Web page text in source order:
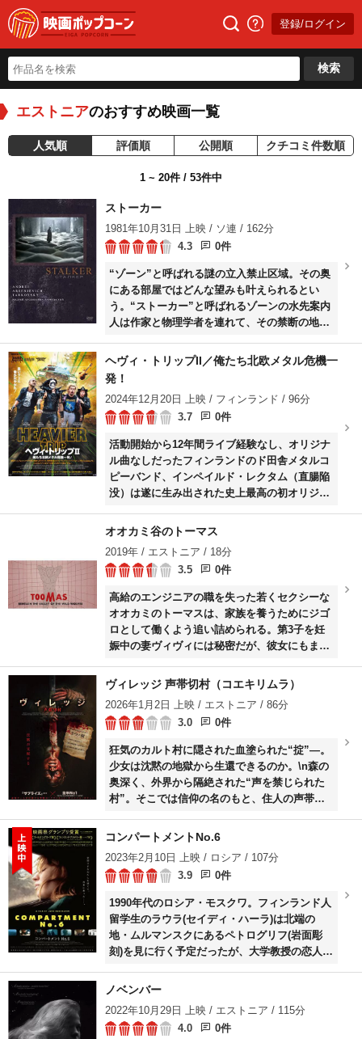
登録/ログイン
検索
エストニアのおすすめ映画一覧
人気順 評価順 公開順 クチコミ件数順
1 ~ 20件 / 53件中
ストーカー
1981年10月31日 上映 / ソ連 / 162分
4.3
0件
“ゾーン”と呼ばれる謎の立入禁止区域。その奥
にある部屋ではどんな望みも叶えられるとい
う。“ストーカー”と呼ばれるゾーンの水先案内
人は作家と物理学者を連れて、その禁断の地へ
ヘヴィ・トリップII／俺たち北欧メタル危機一
発！
2024年12月20日 上映 / フィンランド / 96分
3.7
0件
活動開始から12年間ライブ経験なし、オリジナ
ル曲なしだったフィンランドのド田舎メタルコ
ピーバンド、インペイルド・レクタム（直腸陥
没）は遂に生み出された史上最高の初オリジナ
ザン・ダムネーションへ殴り込み、“終末シン
推進メタル”バンドへと脱皮したがその行いに
よって収監されていた。\n獄中、超大物レコー
ドプロデューサーのフィストからドイツのメタ
ルフェス、ヴァッケン・オープン・エアへの出
演オファーを受けるも準備不足と投獄を理由に
辞退した。バンドは看守の目を盗み、牢屋でひ
っそりとヘヴィ・メタルを演奏するしかなかっ
た。\nだがギタリストの実家であるトナカイ粉
砕場が地上げ屋の乗っ取り危機に瀕していると
いう緊急事態を察知したとき、彼らは脱獄し
た。\n出演料で実家を救うべくふたたび史上最
ヴァッケンを目指す。だが、逃走中に遭遇し
た、かつて憧れだった超電導波デスボイスのベ
テランメタルバンド、ブラッドモーターは、フ
ィストの操り人形となり商業主義の奴隷と化し
ていた。フィストはバンドを食いものにする金
の亡者だった。\nフィストによるカバー曲演奏
かくの新曲レコーディングもミックスで台無し
にされた。\n見世物小屋に奴隷を送り込む権力
者と、奴隷の自覚さえない家畜たち。肩を落と
す直腸陥没の前に広がる音楽業界に、もはや本
物の音楽はなかった。\nさらに後方からは直腸
陥没逮捕に執念を燃やす、怒り狂える元ノルウ
か、あろうことか、大混乱でつい魔が差したメ
ンバーの行動によりバンドに軋轢が発生した。
\n危うし！直腸陥没危機一発！この絶体絶命の
オオカミ谷のトーマス
2019年 / エストニア / 18分
3.5
0件
高給のエンジニアの職を失った若くセクシーな
オオカミのトーマスは、家族を養うためにジゴ
ロとして働くよう追い詰められる。第3子を妊
娠中の妻ヴィヴィには秘密だが、彼女にもまた
ナーに出席するという秘密があった――。秘密
が積み重なった末、互いの愛と結婚は守られる
だろうか。
ヴィレッジ 声帯切村（コエキリムラ）
2026年1月2日 上映 / エストニア / 86分
3.0
0件
狂気のカルト村に隠された血塗られた“掟”―。
少女は沈黙の地獄から生還できるのか。\n森の
奥深く、外界から隔絶された“声を禁じられた
村”。そこでは信仰の名のもと、住人の声帯を
配していた。生贄の対象に選ばれた少女・アズ
と森の奥で蠢く“何か”が彼女の行く手を阻む。
果たしてアズラエルは沈黙が支配する村から脱
出できるのか。そして、“掟”に隠された真の目
的とは―。
コンパートメントNo.6
2023年2月10日 上映 / ロシア / 107分
3.9
0件
1990年代のロシア・モスクワ。フィンランド人
留学生のラウラ(セイディ・ハーラ)は北端の
地・ムルマンスクにあるペトログリフ(岩面彫
刻)を見に行く予定だったが、大学教授の恋人イ
ンされてしまう。一人で旅立つことになった彼
ントには先客のロシア人労働者リョーハ(ユーリ
ー・ボリソフ)がいた。モスクワの知人たちとは
ノベンバー
2022年10月29日 上映 / エストニア / 115分
4.0
0件